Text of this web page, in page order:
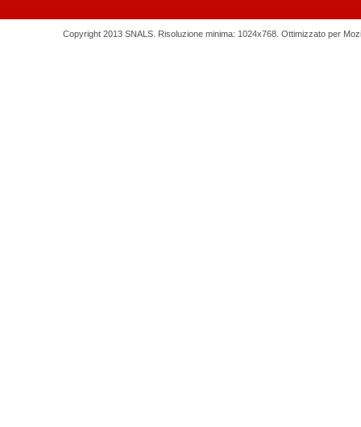
Copyright 2013 SNALS. Risoluzione minima: 1024x768. Ottimizzato per